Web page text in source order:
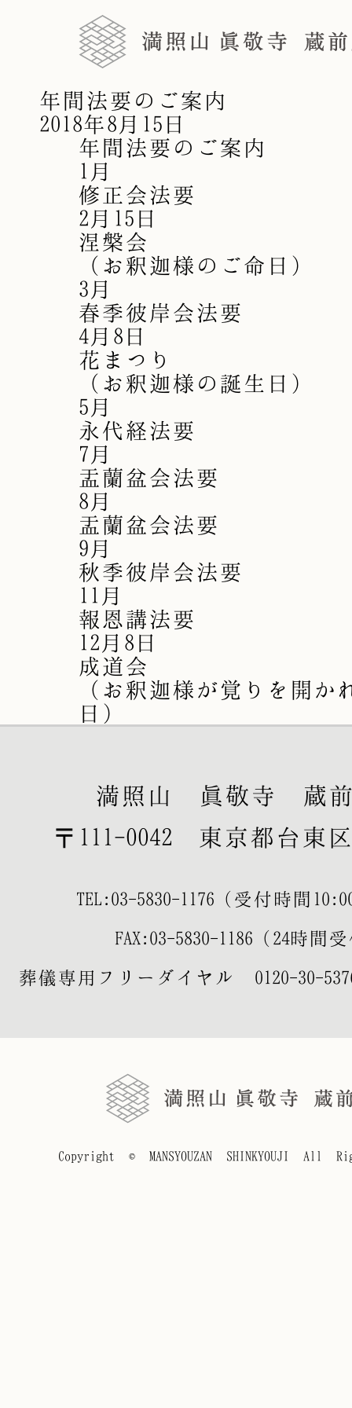
年間法要のご案内
2018年8月15日
年間法要のご案内
1月
修正会法要
2月15日
涅槃会
（お釈迦様のご命日）
3月
春季彼岸会法要
4月8日
花まつり
（お釈迦様の誕生日）
5月
永代経法要
7月
盂蘭盆会法要
8月
盂蘭盆会法要
9月
秋季彼岸会法要
11月
報恩講法要
12月8日
成道会
（お釈迦様が覚りを開か
日）
満照山 眞敬寺 蔵
〒111-0042 東京都台東
TEL: 03-5830-1176 （受付時間
FAX:03-5830-1186（24時間
葬儀専用フリーダイヤル 0120-30-
Copyright © MANSYOUZAN SHINKYOUJI All